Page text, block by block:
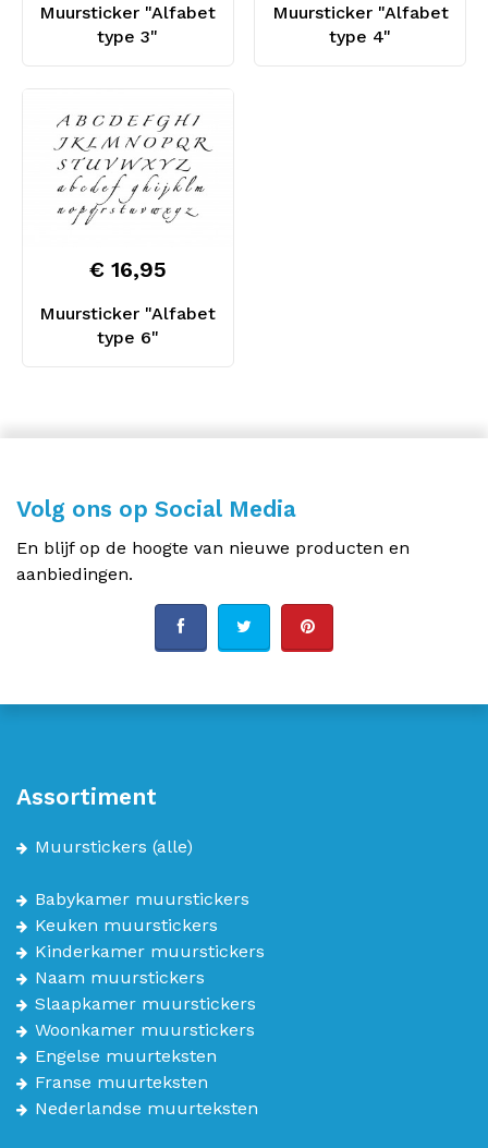
Muursticker "Alfabet
type 3"
Muursticker "Alfabet
type 4"
Muursticker "Alfabet
type 6"
€ 16,95
Volg ons op Social Media
En blijf op de hoogte van nieuwe producten en
aanbiedingen.
Assortiment
Muurstickers (alle)
Babykamer muurstickers
Keuken muurstickers
Kinderkamer muurstickers
Naam muurstickers
Slaapkamer muurstickers
Woonkamer muurstickers
Engelse muurteksten
Franse muurteksten
Nederlandse muurteksten